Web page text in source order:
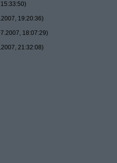
19:20:36)
18:07:29)
21:32:08)